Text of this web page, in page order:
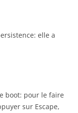
elle a
boot: pour le faire
sur Escape,